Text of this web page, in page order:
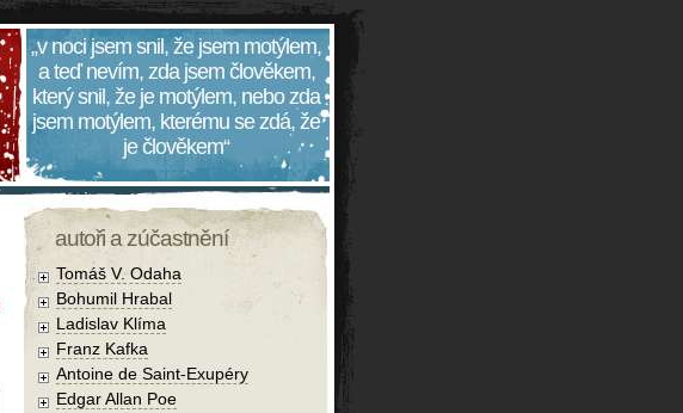
„v noci jsem snil, že jsem motýlem,
a teď nevím, zda jsem člověkem,
který snil, že je motýlem, nebo zda
jsem motýlem, kterému se zdá, že
je člověkem“
autoři a zúčastnění
Tomáš V. Odaha
Bohumil Hrabal
Ladislav Klíma
Franz Kafka
Antoine de Saint-Exupéry
Edgar Allan Poe